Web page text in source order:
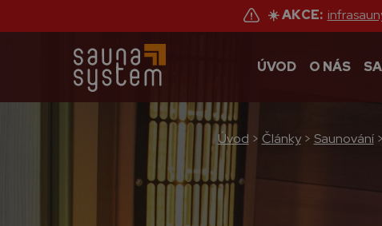
☀️ AKCE:
ÚVOD O NÁS
Úvod > Články> Saunování>